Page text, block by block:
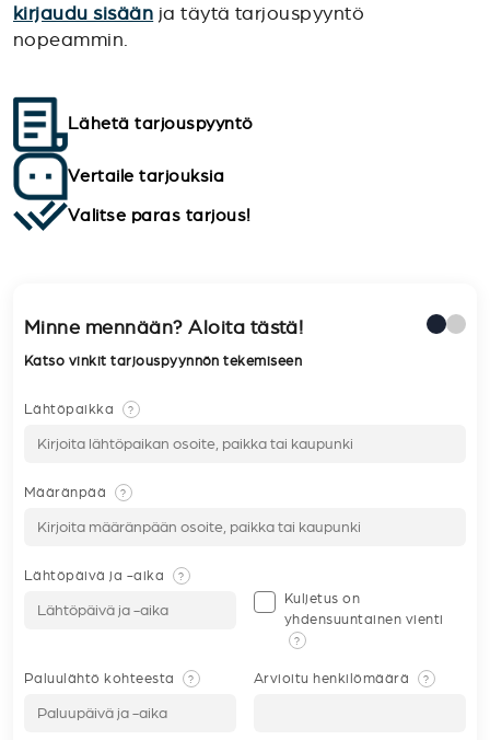
kirjaudu sisään ja täytä tarjouspyyntö
nopeammin.
Lähetä tarjouspyyntö
Vertaile tarjouksia
Valitse paras tarjous!
Minne mennään? Aloita tästä!
Katso vinkit tarjouspyynnön tekemiseen
Lähtöpaikka ?
Määränpää ?
Lähtöpäivä ja -aika ?
Kuljetus on
yhdensuuntainen vienti
?
Paluulähtö kohteesta ? Arvioitu henkilömäärä ?